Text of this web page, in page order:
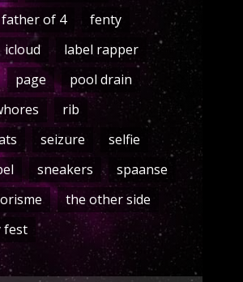
father of 4
fenty
icloud
label rapper
page
pool drain
rib
seizure
selfie
sneakers
spaanse
the other side
fest